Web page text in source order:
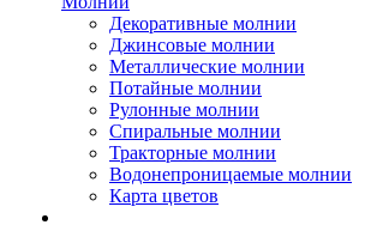
Декоративные молнии
Джинсовые молнии
Металлические молнии
Потайные молнии
Рулонные молнии
Спиральные молнии
Тракторные молнии
Водонепроницаемые молнии
Карта цветов